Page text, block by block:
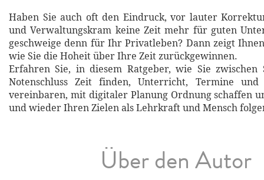
Haben Sie auch oft den Eindruck, vor lauter
und Verwaltungskram keine Zeit mehr für guten
geschweige denn für Ihr Privatleben? Dann zeigt
wie Sie die Hoheit über Ihre Zeit zurückgewinnen.
Erfahren Sie, in diesem Ratgeber, wie Sie zwischen
Notenschluss Zeit finden, Unterricht, Termine
vereinbaren, mit digitaler Planung Ordnung schaffen
und wieder Ihren Zielen als Lehrkraft und Mensch
Über den Autor